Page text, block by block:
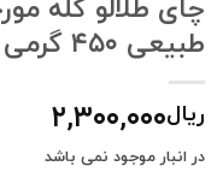
طبیعی ۴۵۰ گرمی
ریال۲,۳۰۰,۰۰۰
در انبار موجود نمی باشد